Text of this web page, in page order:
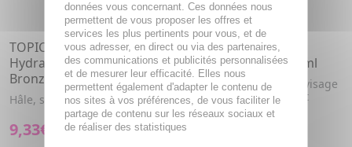
TOPICREM Ultra-
Hydratant - Gel Auto-
Bronzant Progessif 200ml
Hâle, sublime, hydrate
9,33€
TOPICREM Ultra-
Hydratant Sérum 30ml
Sérum ultra-hydratant visage
pour peaux sensibles et
déshydratées.
15,54€
données vous concernant. Ces données nous
permettent de vous proposer les offres et
services les plus pertinents pour vous, et de
vous adresser, en direct ou via des partenaires,
des communications et publicités personnalisées
et de mesurer leur efficacité. Elles nous
permettent également d'adapter le contenu de
nos sites à vos préférences, de vous faciliter le
partage de contenu sur les réseaux sociaux et
de réaliser des statistiques